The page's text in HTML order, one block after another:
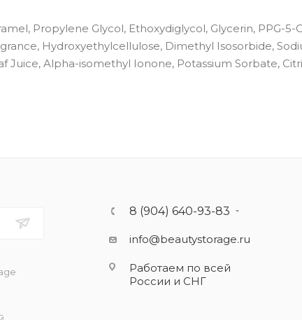
Propylene Glycol, Ethoxydiglycol, Glycerin, PPG-
Hydroxyethylcellulose, Dimethyl Isosorbide,
Juice, Alpha-isomethyl Ionone, Potassium Sorbate,
8 (904) 640-93-83
info@beautystorage.ru
Работаем по всей
России и СНГ